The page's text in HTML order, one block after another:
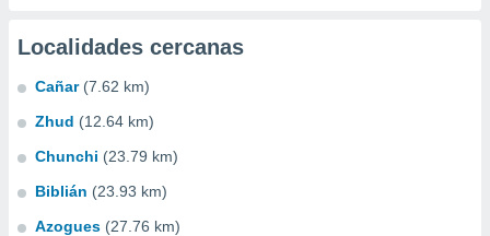
Localidades cercanas
Cañar (7.62 km)
Zhud (12.64 km)
Chunchi (23.79 km)
Biblián (23.93 km)
Azogues (27.76 km)